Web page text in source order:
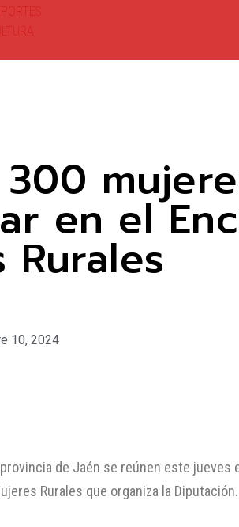
en el
Rurales
10, 2024
de Jaén se reúnen este jueves
Rurales que organiza la Diputación.